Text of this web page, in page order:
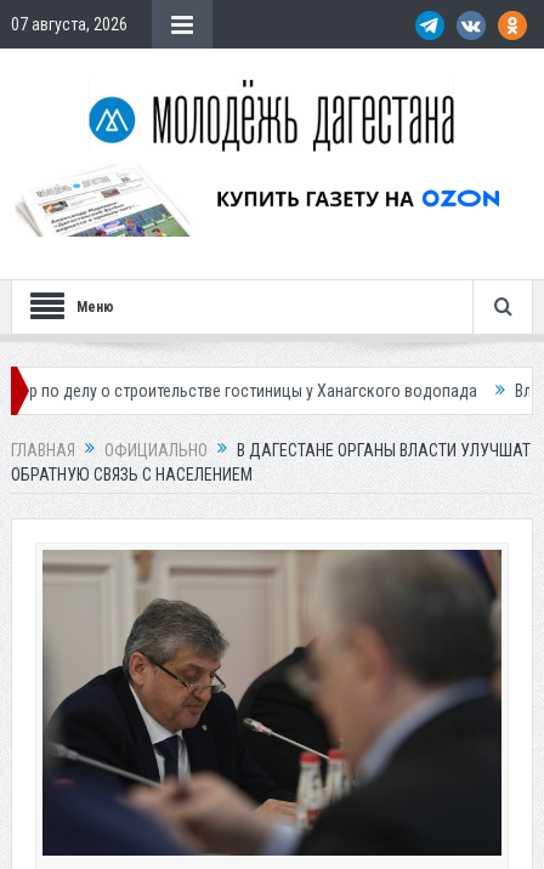
07 августа, 2026
Меню
о строительстве гостиницы у Ханагского водопада Власти
ГЛАВНАЯ ОФИЦИАЛЬНО
В ДАГЕСТАНЕ ОРГАНЫ ВЛАСТИ УЛУЧШАТ
ОБРАТНУЮ СВЯЗЬ С НАСЕЛЕНИЕМ